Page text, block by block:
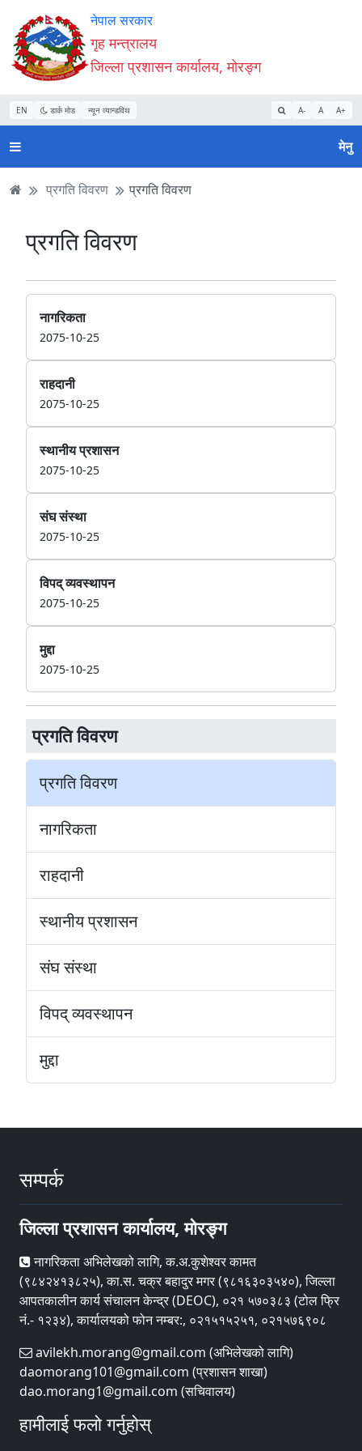
Accessibility
Mode
सुरु
गर्नुहोस्
सामाग्री
पढ्नुहाेस्
नेभिगेसन
पढ्नुहाेस्
वेबसाइट
खोजमा
जानुहोस्
नेपाल सरकार
गृह मन्त्रालय
जिल्ला प्रशासन कार्यालय, मोरङ्ग
EN डार्क मोड न्यून व्यान्डविथ A- A A+
मेनु
प्रगति विवरण प्रगति विवरण
प्रगति विवरण
प्रगति विवरण
नागरिकता
राहदानी
स्थानीय प्रशासन
संघ संस्था
विपद् व्यवस्थापन
मुद्दा
प्रगति विवरण
नागरिकता
2075-10-25
राहदानी
2075-10-25
स्थानीय प्रशासन
2075-10-25
संघ संस्था
2075-10-25
विपद् व्यवस्थापन
2075-10-25
मुद्दा
2075-10-25
सम्पर्क
जिल्ला प्रशासन कार्यालय, मोरङ्ग
नागरिकता अभिलेखको लागि, क.अ.कुशेश्वर कामत
(९८४२४१३८२५), का.स. चक्र बहादुर मगर (९८१६३०३५४०), जिल्ला
आपतकालीन कार्य संचालन केन्द्र (DEOC), ०२१ ५७०३८३ (टोल फ्रि
नं.- १२३४), कार्यालयको फोन नम्बर:, ०२१५१५२५१, ०२१५७६९०८
avilekh.morang@gmail.com (अभिलेखको लागि)
daomorang101@gmail.com (प्रशासन शाखा)
dao.morang1@gmail.com (सचिवालय)
हामीलाई फलो गर्नुहोस्